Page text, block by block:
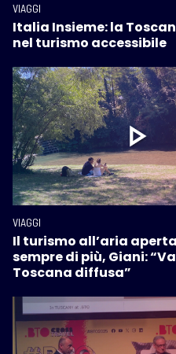
VIAGGI
Italia Insieme: la
nel turismo accessibile
VIAGGI
Il turismo all’aria
sempre di più, Giani:
Toscana diffusa”